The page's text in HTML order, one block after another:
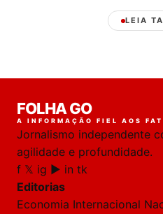
LEIA
online
FOLHA GO
A INFORMAÇÃO FIEL AOS
Jornalismo independente
agilidade e profundidade.
f 𝕏 ig ▶ in tk
Editorias
Economia Internacional